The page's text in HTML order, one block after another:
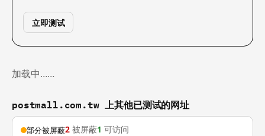
立即测试
加载中……
postmall.com.tw 上其他已测试的网址
部分被屏蔽2 被屏蔽1 可访问